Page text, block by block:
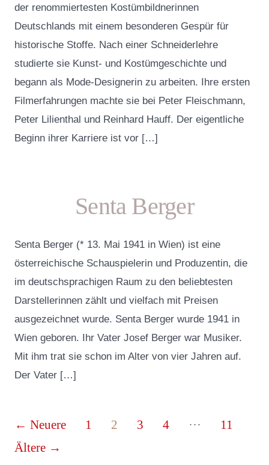
der renommiertesten Kostümbildnerinnen
Deutschlands mit einem besonderen Gespür für
historische Stoffe. Nach einer Schneiderlehre
studierte sie Kunst- und Kostümgeschichte und
begann als Mode-Designerin zu arbeiten. Ihre ersten
Filmerfahrungen machte sie bei Peter Fleischmann,
Peter Lilienthal und Reinhard Hauff. Der eigentliche
Beginn ihrer Karriere ist vor […]
Senta Berger
Senta Berger (* 13. Mai 1941 in Wien) ist eine
österreichische Schauspielerin und Produzentin, die
im deutschsprachigen Raum zu den beliebtesten
Darstellerinnen zählt und vielfach mit Preisen
ausgezeichnet wurde. Senta Berger wurde 1941 in
Wien geboren. Ihr Vater Josef Berger war Musiker.
Mit ihm trat sie schon im Alter von vier Jahren auf.
Der Vater […]
Seitennummerierung
der
←Neuere 1 2 3 4 …
11
Ältere →